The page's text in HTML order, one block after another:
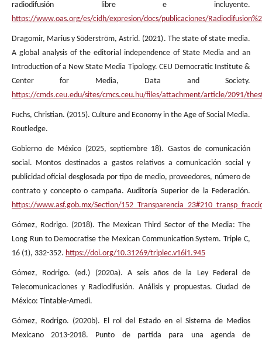
radiodifusión libre e incluyente.
https://www.oas.org/es/cidh/expresion/docs/publicaciones/
Dragomir, Marius y Söderström, Astrid. (2021). The state of state media.
A global analysis of the editorial independence of State Media and an
Introduction of a New State Media Tipology. CEU Democratic Institute &
Center for Media, Data and Society.
https://cmds.ceu.edu/sites/cmcs.ceu.hu/files/attachment/article/2091/
Fuchs, Christian. (2015). Culture and Economy in the Age of Social Media.
Routledge.
Gobierno de México (2025, septiembre 18). Gastos de comunicación
social. Montos destinados a gastos relativos a comunicación social y
publicidad oficial desglosada por tipo de medio, proveedores, número de
contrato y concepto o campaña. Auditoría Superior de la Federación.
https://www.asf.gob.mx/Section/
Gómez, Rodrigo. (2018). The Mexican Third Sector of the Media: The
Long Run to Democratise the Mexican Communication System. Triple C,
16 (1), 332-352. https://doi.org/10.31269/triplec.v16i1.945
Gómez, Rodrigo. (ed.) (2020a). A seis años de la Ley Federal de
Telecomunicaciones y Radiodifusión. Análisis y propuestas. Ciudad de
México: Tintable-Amedi.
Gómez, Rodrigo. (2020b). El rol del Estado en el Sistema de Medios
Mexicano 2013-2018. Punto de partida para una agenda de